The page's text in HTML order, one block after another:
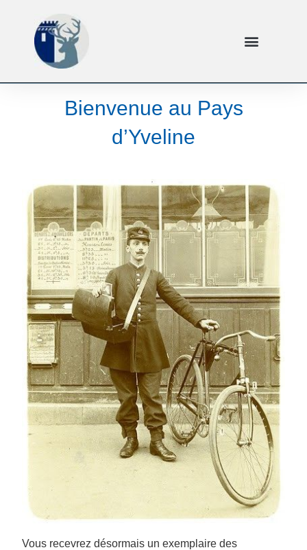
Bienvenue au Pays
d’Yveline
Vous recevrez désormais un exemplaire des